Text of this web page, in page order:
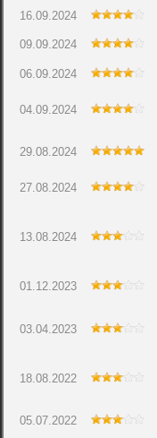
16.09.2024
09.09.2024
06.09.2024
04.09.2024
29.08.2024
27.08.2024
13.08.2024
01.12.2023
03.04.2023
18.08.2022
05.07.2022